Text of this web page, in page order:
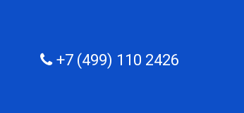
+7 (499) 110 2426